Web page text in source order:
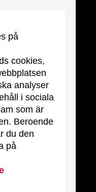
på
cookies,
analyser
i sociala
som är
Beroende
du den
på